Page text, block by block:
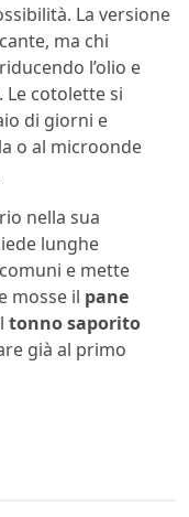
La versione
ma chi
l’olio e
cotolette si
di giorni e
o al microonde
nella sua
lunghe
e mette
mosse il pane
tonno saporito
già al primo